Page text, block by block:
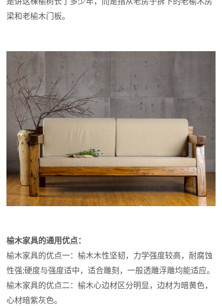
梁和老榆木门板。
榆木家具的通用优点：
榆木家具的优点一：榆木木性坚韧，力学强度较高，耐腐蚀
性强;硬度与强度适中，适合雕刻，一般透雕浮雕均能适应。
榆木家具的优点二：榆木心边材区分明显，边材为暗黄色，
心材暗紫灰色。